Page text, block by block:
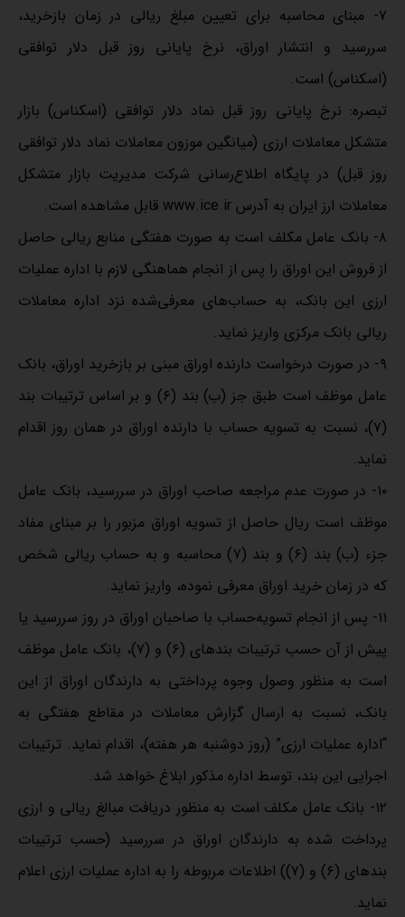
۷‌‌‌- مبنای محاسبه برای تعیین مبلغ ریالی در زمان بازخرید،
سررسید و انتشار اوراق، نرخ پایانی روز قبل دلار توافقی
(اسکناس) است.
تبصره: نرخ پایانی روز قبل نماد دلار توافقی (اسکناس) بازار
متشکل معاملات ارزی (میانگین موزون معاملات نماد دلار توافقی
روز قبل) در پایگاه اطلاع‌‌رسانی شرکت مدیریت بازار متشکل
معاملات ارز ایران به آدرس www.ice.ir قابل مشاهده است.
۸‌‌‌- بانک عامل مکلف است به صورت هفتگی منابع ریالی حاصل
از فروش این اوراق را پس از انجام هماهنگی لازم با اداره عملیات
ارزی این بانک، به حساب‌های معرفی‌شده نزد اداره معاملات
ریالی بانک مرکزی واریز نماید.
۹‌‌‌- در صورت درخواست دارنده اوراق مبنی بر بازخرید اوراق، بانک
عامل موظف است طبق جز (ب) بند (۶) و بر اساس ترتیبات بند
(۷)، نسبت به تسویه حساب با دارنده اوراق در همان روز اقدام
نماید.
۱۰‌‌‌- در صورت عدم مراجعه صاحب اوراق در سررسید، بانک عامل
موظف است ریال حاصل از تسویه اوراق مزبور را بر مبنای مفاد
جزء (ب) بند (۶) و بند (۷) محاسبه و به حساب ریالی شخص
که در زمان خرید اوراق معرفی نموده، واریز نماید.
۱۱‌‌‌- پس از انجام تسویه‌حساب با صاحبان اوراق در روز سررسید یا
پیش از آن حسب ترتیبات بندهای (۶) و (۷)، بانک عامل موظف
است به منظور وصول وجوه پرداختی به دارندگان اوراق از این
بانک، نسبت به ارسال گزارش معاملات در مقاطع هفتگی به
“اداره عملیات ارزی” (روز دوشنبه هر هفته)، اقدام ‌نماید. ترتیبات
اجرایی این بند، توسط اداره مذکور ابلاغ خواهد شد.
۱۲‌‌‌- بانک عامل مکلف است به منظور دریافت مبالغ ریالی و ارزی
پرداخت شده به دارندگان اوراق در سررسید (حسب ترتیبات
بندهای (۶) و (۷)) اطلاعات مربوطه را‌ به اداره عملیات ارزی اعلام
نماید.